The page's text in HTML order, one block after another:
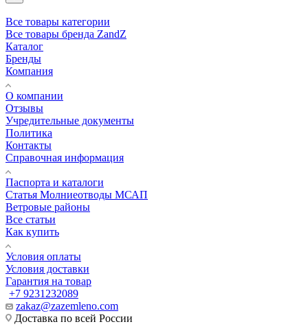
Все товары категории
Все товары бренда ZandZ
Каталог
Бренды
Компания
О компании
Отзывы
Учредительные документы
Политика
Контакты
Справочная информация
Паспорта и каталоги
Статья Молниеотводы МСАП
Ветровые районы
Все статьи
Как купить
Условия оплаты
Условия доставки
Гарантия на товар
+7 9231232089
zakaz@zazemleno.com
Доставка по всей России